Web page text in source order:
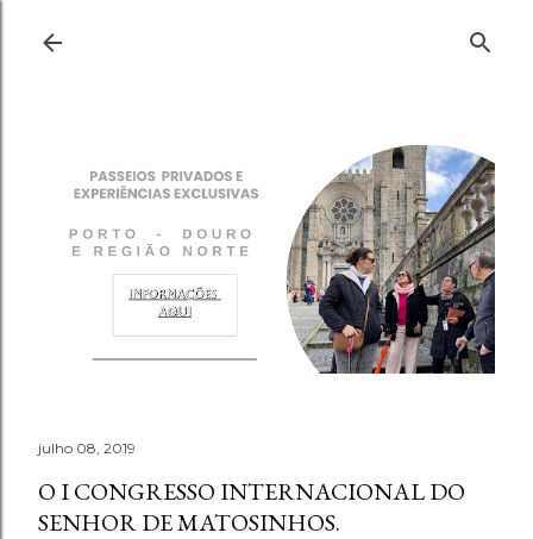
julho 08, 2019
O I CONGRESSO INTERNACIONAL DO
SENHOR DE MATOSINHOS.